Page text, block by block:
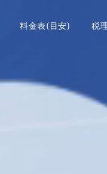
料金表(目安) 税